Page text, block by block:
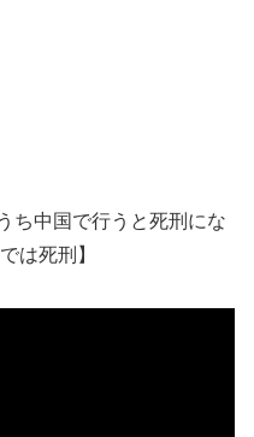
ち中国で行うと死刑にな
は死刑】